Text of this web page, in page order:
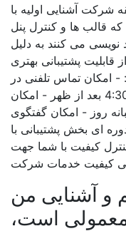
آشنایی اولیه با
قالب ها و کنترل پنل
می کنند به دلیل
پشتیبانی بهتری
امکان تماس تلفنی در
روزهای کاری از ساعت 8:30 الی 4:30 بعد از ظهر - امکان
روز - امکان گفتگوی
ای بخش پشتیبانی با
کیفیت با شما جهت
کیفیت خدمات شرکت
و آشنایی من
معمولی است،